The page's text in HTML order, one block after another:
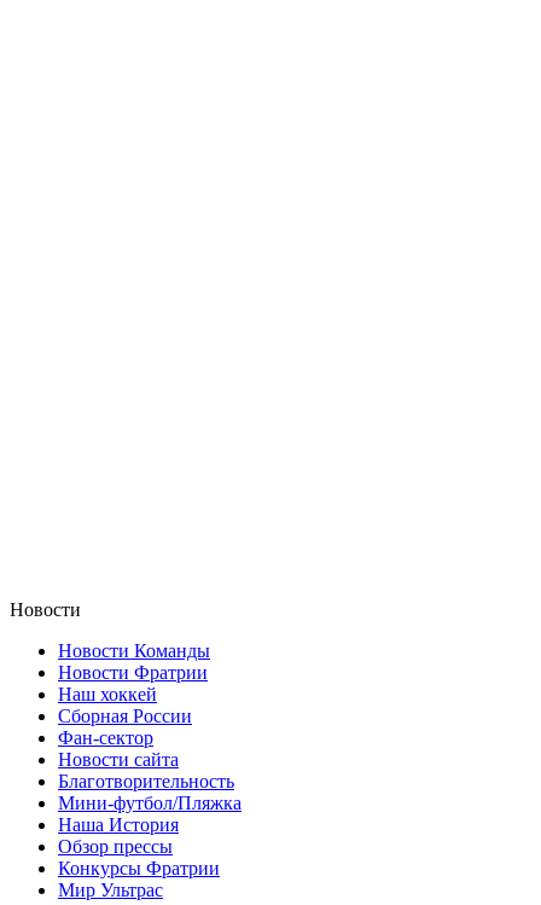
Новости
Новости Команды
Новости Фратрии
Наш хоккей
Сборная России
Фан-cектор
Новости сайта
Благотворительность
Мини-футбол/Пляжка
Наша История
Обзор прессы
Конкурсы Фратрии
Мир Ультрас